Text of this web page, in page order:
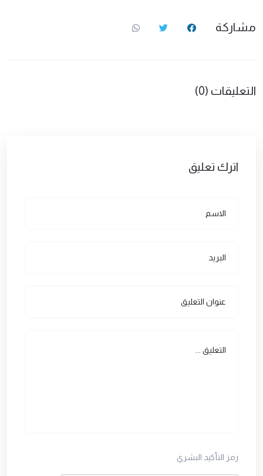
مشاركة
التعليقات (0)
اترك تعليق
رمز التأكيد البشري